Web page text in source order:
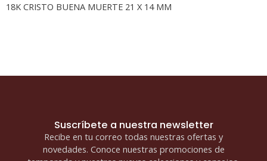
18K CRISTO BUENA MUERTE 21 X 14 MM
Suscríbete a nuestra newsletter
Recibe en tu correo todas nuestras ofertas y
novedades. Conoce nuestras promociones de